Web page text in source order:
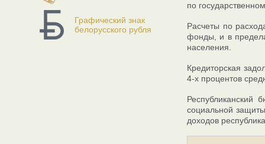
Графический знак
белорусского рубля
по
Расчеты по
фонды, и в
населения.
Кредиторская
4-х процентов
социальной
доходов